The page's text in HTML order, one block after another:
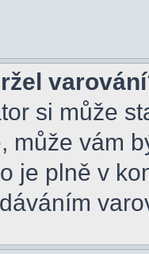
si může
může vám
je plně v